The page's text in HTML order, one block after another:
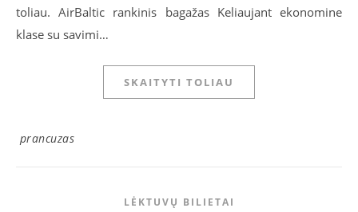
toliau. AirBaltic rankinis bagažas Keliaujant ekonomine
klase su savimi…
SKAITYTI TOLIAU
prancuzas
LĖKTUVŲ BILIETAI